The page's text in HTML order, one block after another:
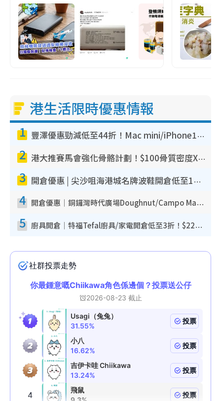
港生活限時優惠情報
1 豐澤優惠勁減低至44折！Mac mini/iPhone17Pro大減價！廚房家電$220起
2 港大推賽馬會強化骨骼計劃！$100骨質密度X光檢查 完成免費運動訓練送超市禮券！附參加資格
3 開倉優惠 | 尖沙咀海港城名牌波鞋開倉低至1折！On鞋$899起／Joy&Peace鞋履$98起
4 開倉優惠｜銅鑼灣時代廣場Doughnut/Campo Marzio開倉低至1折！背囊、書包、手袋劈價$200起
5 廚具開倉｜特福Tefal廚具/家電開倉低至3折！$220起買平底鍋/炒鑊/湯煲！電飯煲/吸塵機/燙斗$418起